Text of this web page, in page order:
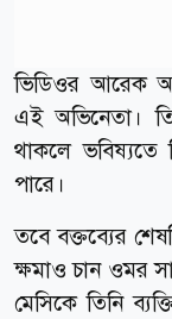
ভিডিওর আরেক
এই অভিনেতা।
থাকলে ভবিষ্যতে
পারে।
তবে বক্তব্যের
ক্ষমাও চান ওমর
মেসিকে তিনি